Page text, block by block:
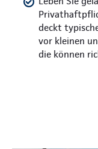
deckt
vor kleinen
die können